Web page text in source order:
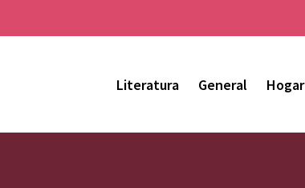
Literatura General Hogar